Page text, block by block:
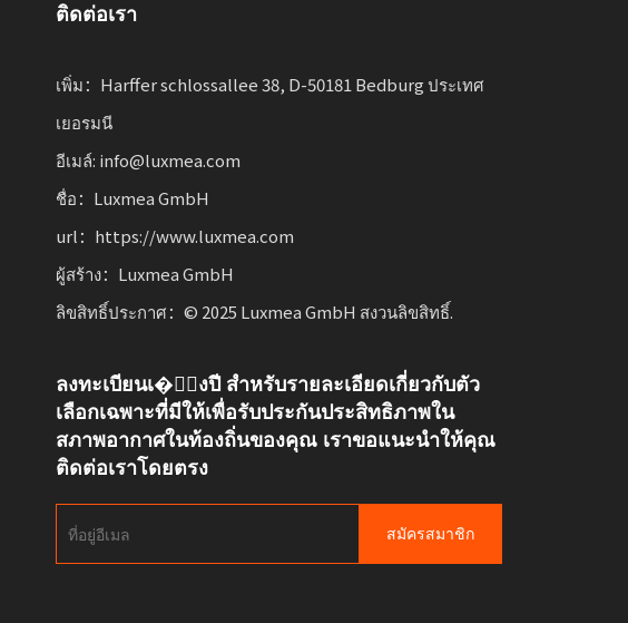
ติดต่อเรา
เพิ่ม：Harffer schlossallee 38, D-50181 Bedburg ประเทศ
เยอรมนี
อีเมล์: info@luxmea.com
ชื่อ：Luxmea GmbH
url：https://www.luxmea.com
ผู้สร้าง：Luxmea GmbH
ลิขสิทธิ์ประกาศ：© 2025 Luxmea GmbH สงวนลิขสิทธิ์.
ลงทะเบียนเ�ั้งปี สำหรับรายละเอียดเกี่ยวกับตัว
เลือกเฉพาะที่มีให้เพื่อรับประกันประสิทธิภาพใน
สภาพอากาศในท้องถิ่นของคุณ เราขอแนะนำให้คุณ
ติดต่อเราโดยตรง
สมัครสมาชิก